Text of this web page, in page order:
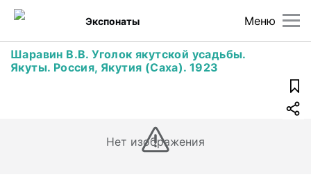
Меню
Экспонаты
Шаравин В.В. Уголок якутской усадьбы.
Якуты. Россия, Якутия (Саха). 1923
Нет изображения